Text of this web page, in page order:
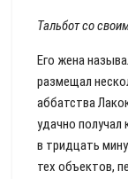
Тальбот со
Его жена
размещал
аббатства
удачно получал
в тридцать
тех объектов,